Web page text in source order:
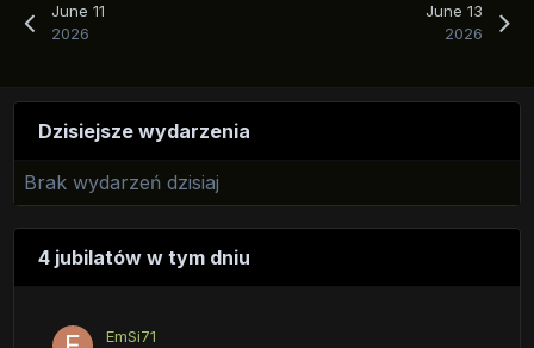
June 11
2026
June 13
2026
Dzisiejsze wydarzenia
Brak wydarzeń dzisiaj
4 jubilatów w tym dniu
EmSi71